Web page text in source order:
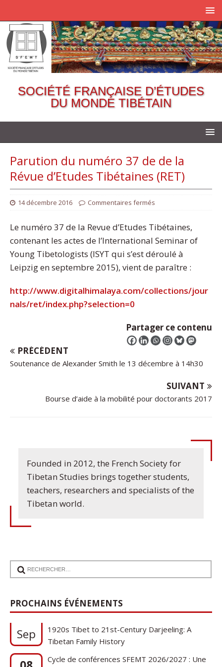
SOCIÉTÉ FRANÇAISE D’ÉTUDES
DU MONDE TIBÉTAIN
Parution du numéro 37 de de la
Révue d’Etudes Tibétaines (RET)
14 décembre 2016 Commentaires fermés
Le numéro 37 de la Revue d’Etudes Tibétaines,
contenant les actes de l’International Seminar of
Young Tibetologists (ISYT qui s’est déroulé à
Leipzig en septembre 2015), vient de paraître :
http://www.digitalhimalaya.com/collections/jour
nals/ret/index.php?selection=0
Partager ce contenu
PRÉCÉDENT
Soutenance de Alexander Smith le 13 décembre à 14h30
SUIVANT
Bourse d’aide à la mobilité pour doctorants 2017
Founded in 2012, the French Society for
Tibetan Studies brings together students,
teachers, researchers and specialists of the
Tibetan world.
PROCHAINS ÉVÉNEMENTS
17
Communication de Ann Tashi Slater : From
Tibetan Family History
08
Cycle de conférences SFEMT 2026/2027 : Une
note sur le tibétain ga gon, toponyme et